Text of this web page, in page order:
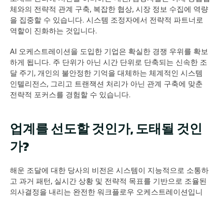
체와의 전략적 관계 구축, 복잡한 협상, 시장 정보 수집에 역량
을 집중할 수 있습니다. 시스템 조정자에서 전략적 파트너로
역할이 진화하는 것입니다.
AI 오케스트레이션을 도입한 기업은 확실한 경쟁 우위를 확보
하게 됩니다. 주 단위가 아닌 시간 단위로 단축되는 신속한 조
달 주기, 개인의 불안정한 기억을 대체하는 체계적인 시스템
인텔리전스, 그리고 트랜잭션 처리가 아닌 관계 구축에 맞춘
전략적 포커스를 경험할 수 있습니다.
업계를 선도할 것인가, 도태될 것인
가?
해운 조달에 대한 당사의 비전은 시스템이 지능적으로 소통하
고 과거 패턴, 실시간 상황 및 전략적 목표를 기반으로 조율된
의사결정을 내리는 완전한 워크플로우 오케스트레이션입니